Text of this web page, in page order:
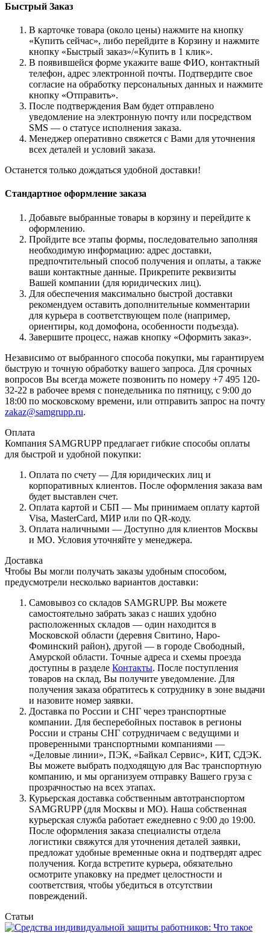
Быстрый Заказ
В карточке товара (около цены) нажмите на кнопку
«Купить сейчас», либо перейдите в Корзину и нажмите
кнопку «Быстрый заказ»/«Купить в 1 клик».
В появившейся форме укажите ваше ФИО, контактный
телефон, адрес электронной почты. Подтвердите свое
согласие на обработку персональных данных и нажмите
кнопку «Отправить».
После подтверждения Вам будет отправлено
уведомление на электронную почту или посредством
SMS — о статусе исполнения заказа.
Менеджер оперативно свяжется с Вами для уточнения
всех деталей и условий заказа.
Останется только дождаться удобной доставки!
Стандартное оформление заказа
Добавьте выбранные товары в корзину и перейдите к
оформлению.
Пройдите все этапы формы, последовательно заполняя
необходимую информацию: адрес доставки,
предпочтительный способ получения и оплаты, а также
ваши контактные данные. Прикрепите реквизиты
Вашей компании (для юридических лиц).
Для обеспечения максимально быстрой доставки
рекомендуем оставить дополнительные комментарии
для курьера в соответствующем поле (например,
ориентиры, код домофона, особенности подъезда).
Завершите процесс, нажав кнопку «Оформить заказ».
Независимо от выбранного способа покупки, мы гарантируем
быструю и точную обработку вашего запроса. Для срочных
вопросов Вы всегда можете позвонить по номеру +7 495 120-
32-22 в рабочее время с понедельника по пятницу, с 9:00 до
18:00 по московскому времени, или отправить запрос на почту
zakaz@samgrupp.ru.
Оплата
Компания SAMGRUPP предлагает гибкие способы оплаты
для быстрой и удобной покупки:
Оплата по счету — Для юридических лиц и
корпоративных клиентов. После оформления заказа вам
будет выставлен счет.
Оплата картой и СБП — Мы принимаем оплату картой
Visa, MasterCard, МИР или по QR-коду.
Оплата наличными — Доступно для клиентов Москвы
и МО. Условия уточняйте у менеджера.
Доставка
Чтобы Вы могли получать заказы удобным способом,
предусмотрели несколько вариантов доставки:
Самовывоз со складов SAMGRUPP. Вы можете
самостоятельно забрать заказ с наших удобно
расположенных складов — один находится в
Московской области (деревня Свитино, Наро-
Фоминский район), другой — в городе Свободный,
Амурской области. Точные адреса и схемы проезда
доступны в разделе Контакты. После поступления
товаров на склад, Вы получите уведомление. Для
получения заказа обратитесь к сотруднику в зоне выдачи
и назовите номер заявки.
Доставка по России и СНГ через транспортные
компании. Для бесперебойных поставок в регионы
России и страны СНГ сотрудничаем с ведущими и
проверенными транспортными компаниями —
«Деловые линии», ПЭК, «Байкал Сервис», КИТ, СДЭК.
Вы можете выбрать подходящую для Вас транспортную
компанию, и мы организуем отправку Вашего груза с
прозрачностью на всех этапах.
Курьерская доставка собственным автотранспортом
SAMGRUPP (для Москвы и МО). Наша собственная
курьерская служба работает ежедневно с 9:00 до 19:00.
После оформления заказа специалисты отдела
логистики свяжутся для уточнения деталей заявки,
предложат удобные временные окна и подтвердят адрес
получения. Когда встретите курьера, обязательно
осмотрите упаковку на предмет целостности и
соответствия, чтобы убедиться в отсутствии
повреждений.
Статьи